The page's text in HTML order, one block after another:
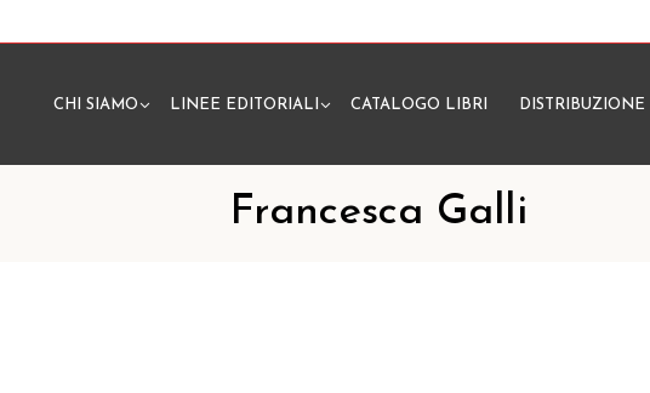
CHI SIAMO LINEE EDITORIALI CATALOGO LIBRI DISTRIBUZIONE
Francesca Galli